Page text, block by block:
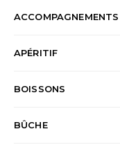
ACCOMPAGNEMENTS
APÉRITIF
BOISSONS
BÛCHE